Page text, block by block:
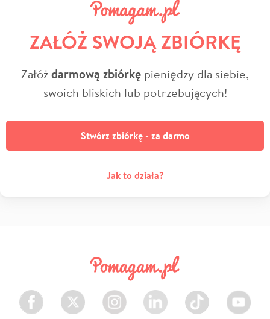
ZAŁÓŻ SWOJĄ ZBIÓRKĘ
Załóżdarmową zbiórkę pieniędzy dla siebie,
swoich bliskich lub potrzebujących!
Stwórz zbiórkę - za darmo
Jak to działa?
Facebook Twitter Instagram LinkedIn TikTok Youtube